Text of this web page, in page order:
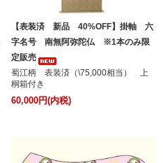
【表装済 新品 40%OFF】掛軸 六
字名号 南無阿弥陀仏 ※1本のみ限
定販売
蜀江柄 表装済（\75,000相当） 上
桐箱付き
60,000円(内税)